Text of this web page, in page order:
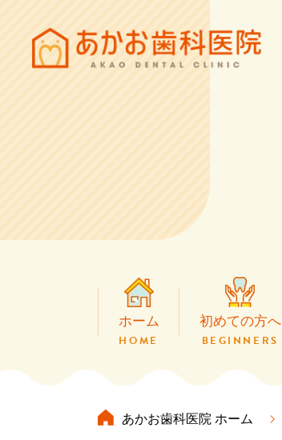
ホーム
HOME
初めての方へ
BEGINNERS
あかお歯科医院 ホーム